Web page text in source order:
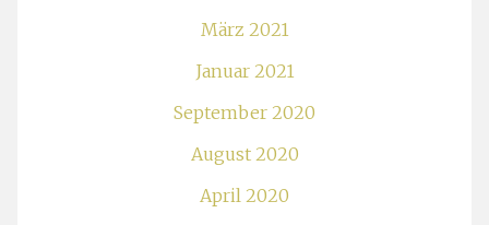
März 2021
Januar 2021
September 2020
August 2020
April 2020